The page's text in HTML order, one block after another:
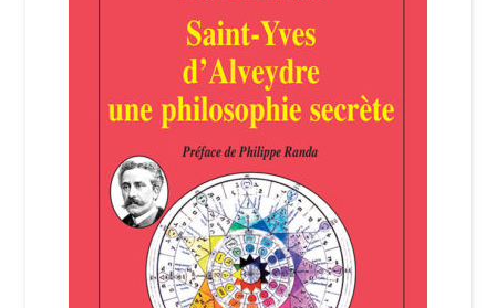
Nous Contacter
Politique de confidentialité et cookies
Qui sommes-nous ?
Soutien à Philippe Randa